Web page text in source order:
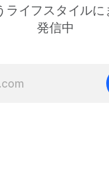
ップウィンドウを表
セスするのに便利で
ライフスタイルに
発信中